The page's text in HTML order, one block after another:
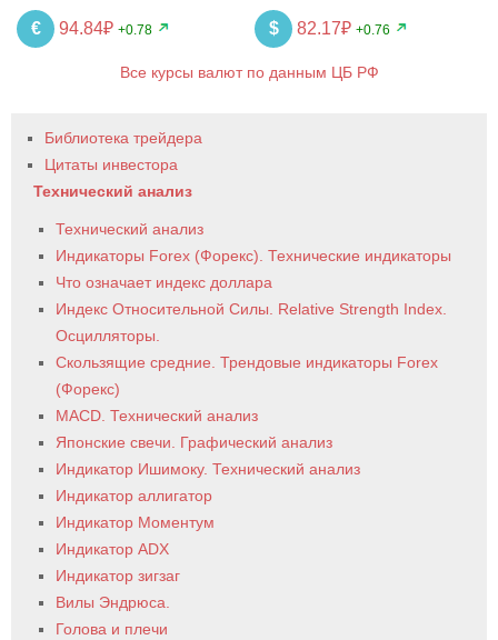
€ 94.84₽ +0.78 $ 82.17₽ +0.76
Все курсы валют по данным ЦБ РФ
Библиотека трейдера
Цитаты инвестора
Технический анализ
Технический анализ
Индикаторы Forex (Форекс). Технические индикаторы
Что означает индекс доллара
Индекс Относительной Силы. Relative Strength Index.
Осцилляторы.
Скользящие средние. Трендовые индикаторы Forex
(Форекс)
MACD. Технический анализ
Японские свечи. Графический анализ
Индикатор Ишимоку. Технический анализ
Индикатор аллигатор
Индикатор Моментум
Индикатор ADX
Индикатор зигзаг
Вилы Эндрюса.
Голова и плечи